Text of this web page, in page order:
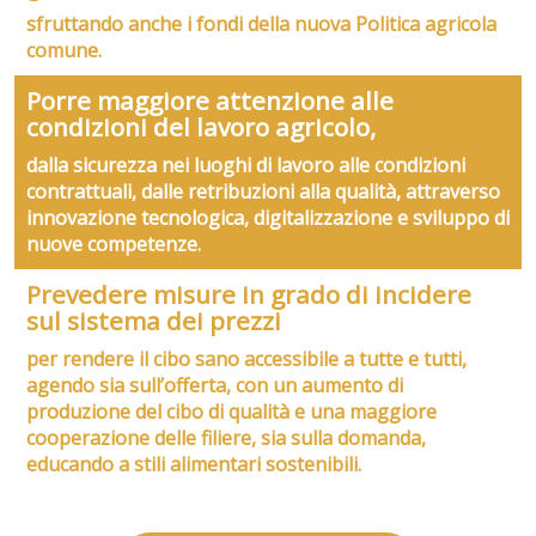
sfruttando anche i fondi della nuova Politica agricola
comune.
Porre maggiore attenzione alle
condizioni del lavoro agricolo,
dalla sicurezza nei luoghi di lavoro alle condizioni
contrattuali, dalle retribuzioni alla qualità, attraverso
innovazione tecnologica, digitalizzazione e sviluppo di
nuove competenze.
Prevedere misure in grado di incidere
sul sistema dei prezzi
per rendere il cibo sano accessibile a tutte e tutti,
agendo sia sull’offerta, con un aumento di
produzione del cibo di qualità e una maggiore
cooperazione delle filiere, sia sulla domanda,
educando a stili alimentari sostenibili.